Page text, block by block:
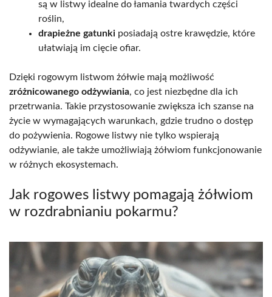
są w listwy idealne do łamania twardych części
roślin,
drapieżne gatunki posiadają ostre krawędzie, które
ułatwiają im cięcie ofiar.
Dzięki rogowym listwom żółwie mają możliwość
zróżnicowanego odżywiania, co jest niezbędne dla ich
przetrwania. Takie przystosowanie zwiększa ich szanse na
życie w wymagających warunkach, gdzie trudno o dostęp
do pożywienia. Rogowe listwy nie tylko wspierają
odżywianie, ale także umożliwiają żółwiom funkcjonowanie
w różnych ekosystemach.
Jak rogowes listwy pomagają żółwiom
w rozdrabnianiu pokarmu?